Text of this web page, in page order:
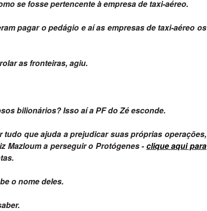
se fosse pertencente à empresa de taxi-aéreo.
pagar o pedágio e aí as empresas de taxi-aéreo os
as fronteiras, agiu.
bilionários? Isso aí a PF do Zé esconde.
tudo que ajuda a prejudicar suas próprias operações,
Mazloum a perseguir o Protógenes -clique aqui para
o nome deles.